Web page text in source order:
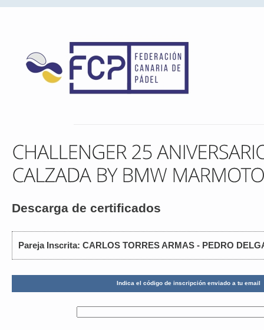
Descarga de certificados
Pareja Inscrita: CARLOS TORRES ARMAS - PEDRO
Indica el código de inscripción enviado a tu email